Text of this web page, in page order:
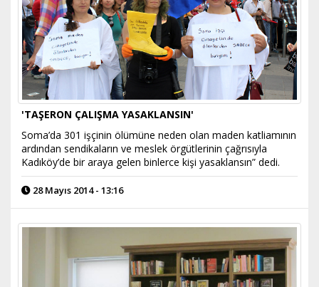
'TAŞERON ÇALIŞMA YASAKLANSIN'
Soma’da 301 işçinin ölümüne neden olan maden katliamının
ardından sendikaların ve meslek örgütlerinin çağrısıyla
Kadıköy’de bir araya gelen binlerce kişi yasaklansın” dedi.
28 Mayıs 2014 - 13:16